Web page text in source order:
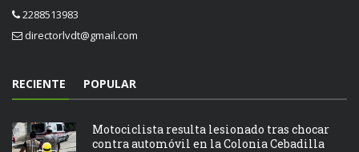
2288513983
directorlvdt@gmail.com
RECIENTE POPULAR
Motociclista resulta lesionado tras chocar
contra automóvil en la Colonia Cebadilla